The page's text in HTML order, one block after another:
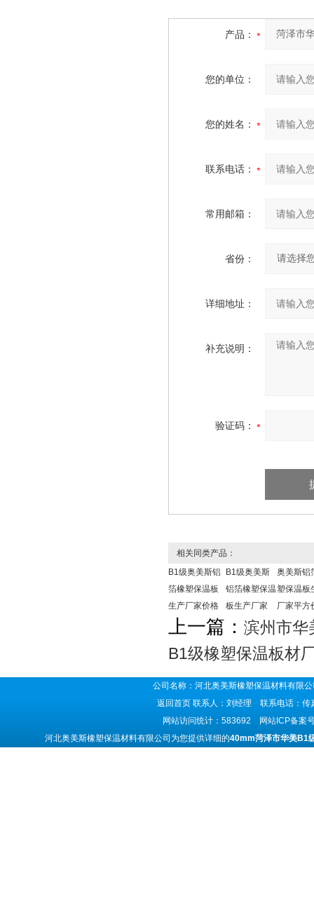
产品：
您的单位：
您的姓名：
联系电话：
常用邮箱：
省份：
详细地址：
补充说明：
验证码：
相关同类产品：
B1级奥美斯铝
箔橡塑保温板
生产厂家价格
B1级奥美斯
铝箔橡塑保温
板生产厂家
奥美斯铝
塑保温板
厂家平方
上一篇： 滨州市华
B1级橡塑保温板材
公司名称：河北奥美斯橡塑保温材料有
返回首页 联系人：刘经理 联系电话：
网站访问统计：583692 网站ICP备案
河北奥美斯橡塑保温材料有限公司为您提供详细的40mm菏泽市华美B1